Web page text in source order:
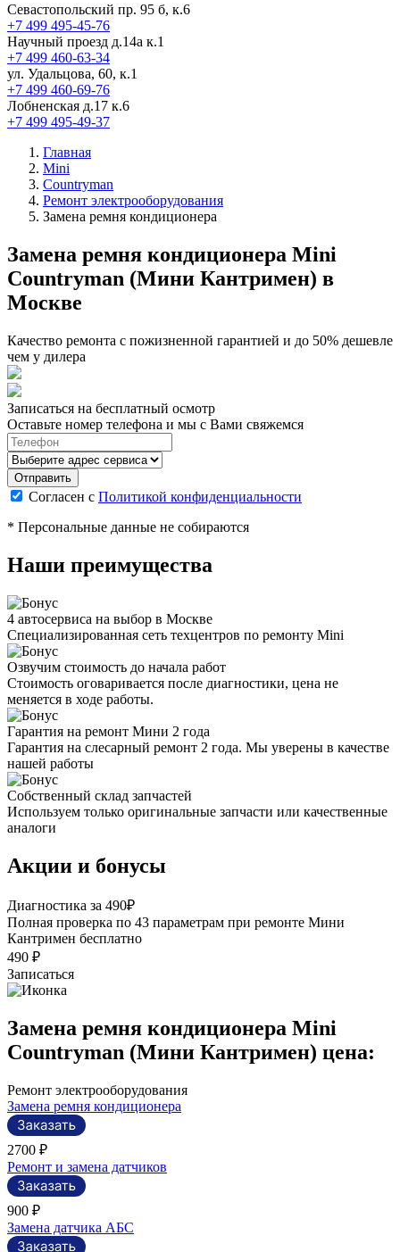
Севастопольский пр. 95 б, к.6
+7 499 495-45-76
Научный проезд д.14а к.1
+7 499 460-63-34
ул. Удальцова, 60, к.1
+7 499 460-69-76
Лобненская д.17 к.6
+7 499 495-49-37
Главная
Mini
Countryman
Ремонт электрооборудования
Замена ремня кондиционера
Замена ремня кондиционера Mini
Countryman (Мини Кантримен) в
Москве
Качество ремонта с пожизненной гарантией и до 50% дешевле
чем у дилера
Записаться на бесплатный осмотр
Оставьте номер телефона и мы с Вами свяжемся
Согласен с Политикой конфиденциальности
* Персональные данные не собираются
Наши преимущества
4 автосервиса на выбор в Москве
Специализированная сеть техцентров по ремонту Mini
Озвучим стоимость до начала работ
Стоимость оговаривается после диагностики, цена не
меняется в ходе работы.
Гарантия на ремонт Мини 2 года
Гарантия на слесарный ремонт 2 года. Мы уверены в качестве
нашей работы
Собственный склад запчастей
Используем только оригинальные запчасти или качественные
аналоги
Акции и бонусы
Диагностика за 490₽
Полная проверка по 43 параметрам при ремонте Мини
Кантримен бесплатно
490 ₽
Записаться
Замена ремня кондиционера Mini
Countryman (Мини Кантримен) цена:
Ремонт электрооборудования
Замена ремня кондиционера
2700 ₽
Ремонт и замена датчиков
900 ₽
Замена датчика АБС